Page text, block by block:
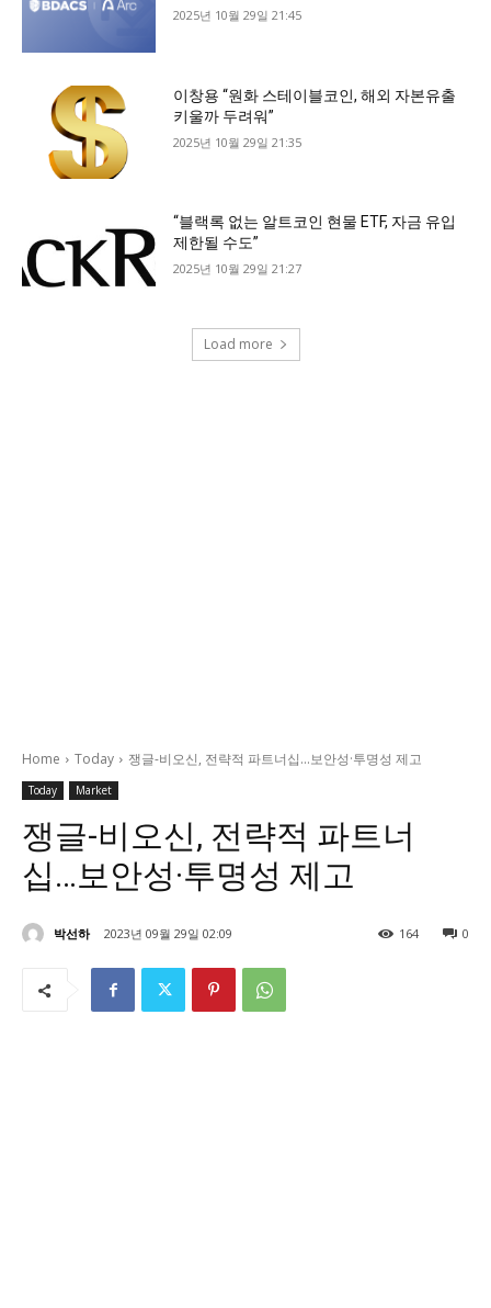
2025년 10월 29일 21:45
이창용 “원화 스테이블코인, 해외 자본유출
키울까 두려워”
2025년 10월 29일 21:35
“블랙록 없는 알트코인 현물 ETF, 자금 유입
제한될 수도”
2025년 10월 29일 21:27
Load more